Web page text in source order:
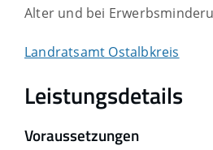
Alter und bei
Landratsamt Ostalbkreis
Leistungsdetails
Voraussetzungen